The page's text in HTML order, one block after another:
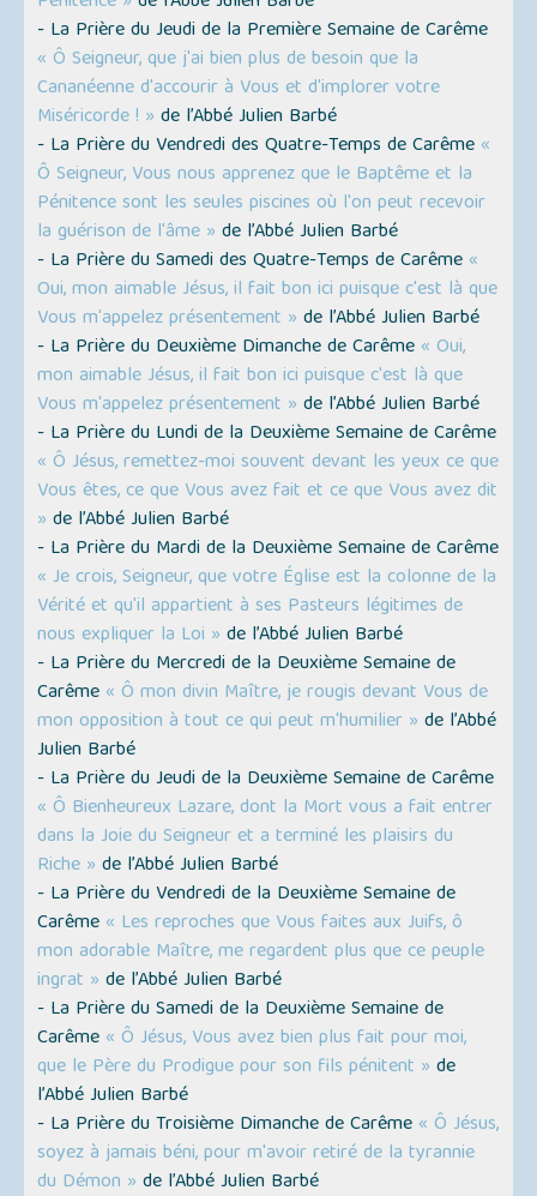
- La Prière du Jeudi de la Première Semaine de Carême
« Ô Seigneur, que j'ai bien plus de besoin que la
Cananéenne d'accourir à Vous et d'implorer votre
Miséricorde ! » de l’Abbé Julien Barbé
- La Prière du Vendredi des Quatre-Temps de Carême «
Ô Seigneur, Vous nous apprenez que le Baptême et la
Pénitence sont les seules piscines où l'on peut recevoir
la guérison de l'âme » de l’Abbé Julien Barbé
- La Prière du Samedi des Quatre-Temps de Carême «
Oui, mon aimable Jésus, il fait bon ici puisque c'est là que
Vous m'appelez présentement » de l’Abbé Julien Barbé
- La Prière du Deuxième Dimanche de Carême « Oui,
mon aimable Jésus, il fait bon ici puisque c'est là que
Vous m'appelez présentement » de l’Abbé Julien Barbé
- La Prière du Lundi de la Deuxième Semaine de Carême
« Ô Jésus, remettez-moi souvent devant les yeux ce que
Vous êtes, ce que Vous avez fait et ce que Vous avez dit
» de l’Abbé Julien Barbé
- La Prière du Mardi de la Deuxième Semaine de Carême
« Je crois, Seigneur, que votre Église est la colonne de la
Vérité et qu'il appartient à ses Pasteurs légitimes de
nous expliquer la Loi » de l’Abbé Julien Barbé
- La Prière du Mercredi de la Deuxième Semaine de
Carême « Ô mon divin Maître, je rougis devant Vous de
mon opposition à tout ce qui peut m'humilier » de l’Abbé
Julien Barbé
- La Prière du Jeudi de la Deuxième Semaine de Carême
« Ô Bienheureux Lazare, dont la Mort vous a fait entrer
dans la Joie du Seigneur et a terminé les plaisirs du
Riche » de l’Abbé Julien Barbé
- La Prière du Vendredi de la Deuxième Semaine de
Carême « Les reproches que Vous faites aux Juifs, ô
mon adorable Maître, me regardent plus que ce peuple
ingrat » de l’Abbé Julien Barbé
- La Prière du Samedi de la Deuxième Semaine de
Carême « Ô Jésus, Vous avez bien plus fait pour moi,
que le Père du Prodigue pour son fils pénitent » de
l’Abbé Julien Barbé
- La Prière du Troisième Dimanche de Carême « Ô Jésus,
soyez à jamais béni, pour m'avoir retiré de la tyrannie
du Démon » de l’Abbé Julien Barbé